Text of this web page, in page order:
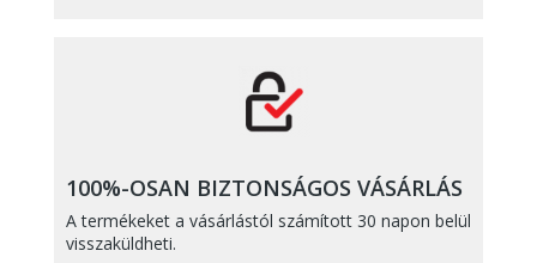
100%-OSAN BIZTONSÁGOS VÁSÁRLÁS
A termékeket a vásárlástól számított 30 napon belül
visszaküldheti.